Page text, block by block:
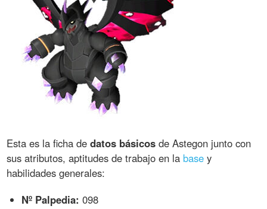
Esta es la ficha dedatos básicos de Astegon junto con
sus atributos, aptitudes de trabajo en la base y
habilidades generales:
Nº Palpedia: 098